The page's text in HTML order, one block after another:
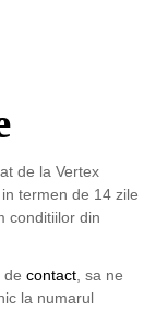
de la Vertex
termen de 14 zile
conditiilor din
de contact , sa ne
la numarul